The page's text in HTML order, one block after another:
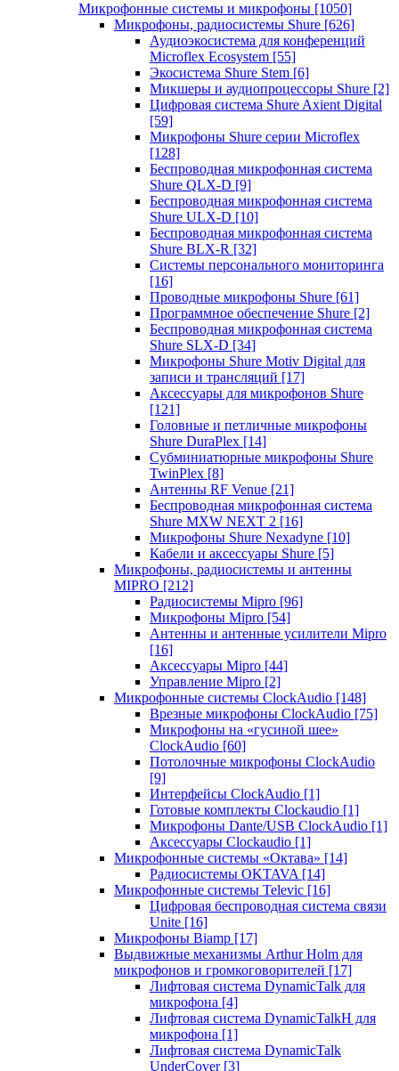
Микрофонные системы и микрофоны [1050]
Микрофоны, радиосистемы Shure [626]
Аудиоэкосистема для конференций
Microflex Ecosystem [55]
Экосистема Shure Stem [6]
Микшеры и аудиопроцессоры Shure [2]
Цифровая система Shure Axient Digital
[59]
Микрофоны Shure серии Microflex
[128]
Беспроводная микрофонная система
Shure QLX-D [9]
Беспроводная микрофонная система
Shure ULX-D [10]
Беспроводная микрофонная система
Shure BLX-R [32]
Системы персонального мониторинга
[16]
Проводные микрофоны Shure [61]
Программное обеспечение Shure [2]
Беспроводная микрофонная система
Shure SLX-D [34]
Микрофоны Shure Motiv Digital для
записи и трансляций [17]
Аксессуары для микрофонов Shure
[121]
Головные и петличные микрофоны
Shure DuraPlex [14]
Субминиатюрные микрофоны Shure
TwinPlex [8]
Антенны RF Venue [21]
Беспроводная микрофонная система
Shure MXW NEXT 2 [16]
Микрофоны Shure Nexadyne [10]
Кабели и аксессуары Shure [5]
Микрофоны, радиосистемы и антенны
MIPRO [212]
Радиосистемы Mipro [96]
Микрофоны Mipro [54]
Антенны и антенные усилители Mipro
[16]
Аксессуары Mipro [44]
Управление Mipro [2]
Микрофонные системы ClockAudio [148]
Врезные микрофоны ClockAudio [75]
Микрофоны на «гусиной шее»
ClockAudio [60]
Потолочные микрофоны ClockAudio
[9]
Интерфейсы ClockAudio [1]
Готовые комплекты Clockaudio [1]
Микрофоны Dante/USB ClockAudio [1]
Аксессуары Clockaudio [1]
Микрофонные системы «Октава» [14]
Радиосистемы OKTAVA [14]
Микрофонные системы Televic [16]
Цифровая беспроводная система связи
Unite [16]
Микрофоны Biamp [17]
Выдвижные механизмы Arthur Holm для
микрофонов и громкоговорителей [17]
Лифтовая система DynamicTalk для
микрофона [4]
Лифтовая система DynamicTalkH для
микрофона [1]
Лифтовая система DynamicTalk
UnderCover [3]